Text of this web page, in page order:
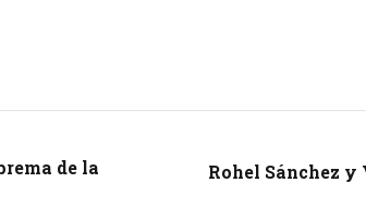
de la
Rohel Sánchez